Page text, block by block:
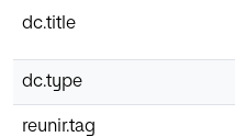
dc.title
dc.type
reunir.tag